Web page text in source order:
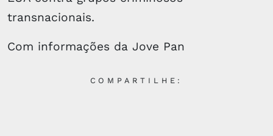
transnacionais.
Com informações da Jove Pan
COMPARTILHE: